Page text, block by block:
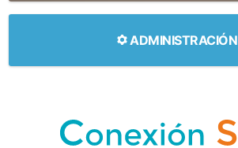
ADMINISTRACIÓN